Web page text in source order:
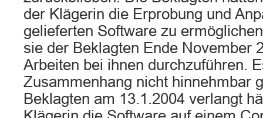
der Klägerin die Erprobung und
gelieferten Software zu
sie der Beklagten Ende November
Arbeiten bei ihnen durchzuführen.
Zusammenhang nicht hinnehmbar
Beklagten am 13.1.2004 verlangt